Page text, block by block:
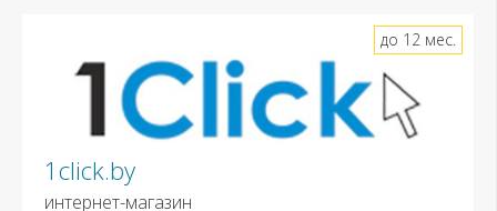
1click.by
интернет-магазин
до 12 мес.